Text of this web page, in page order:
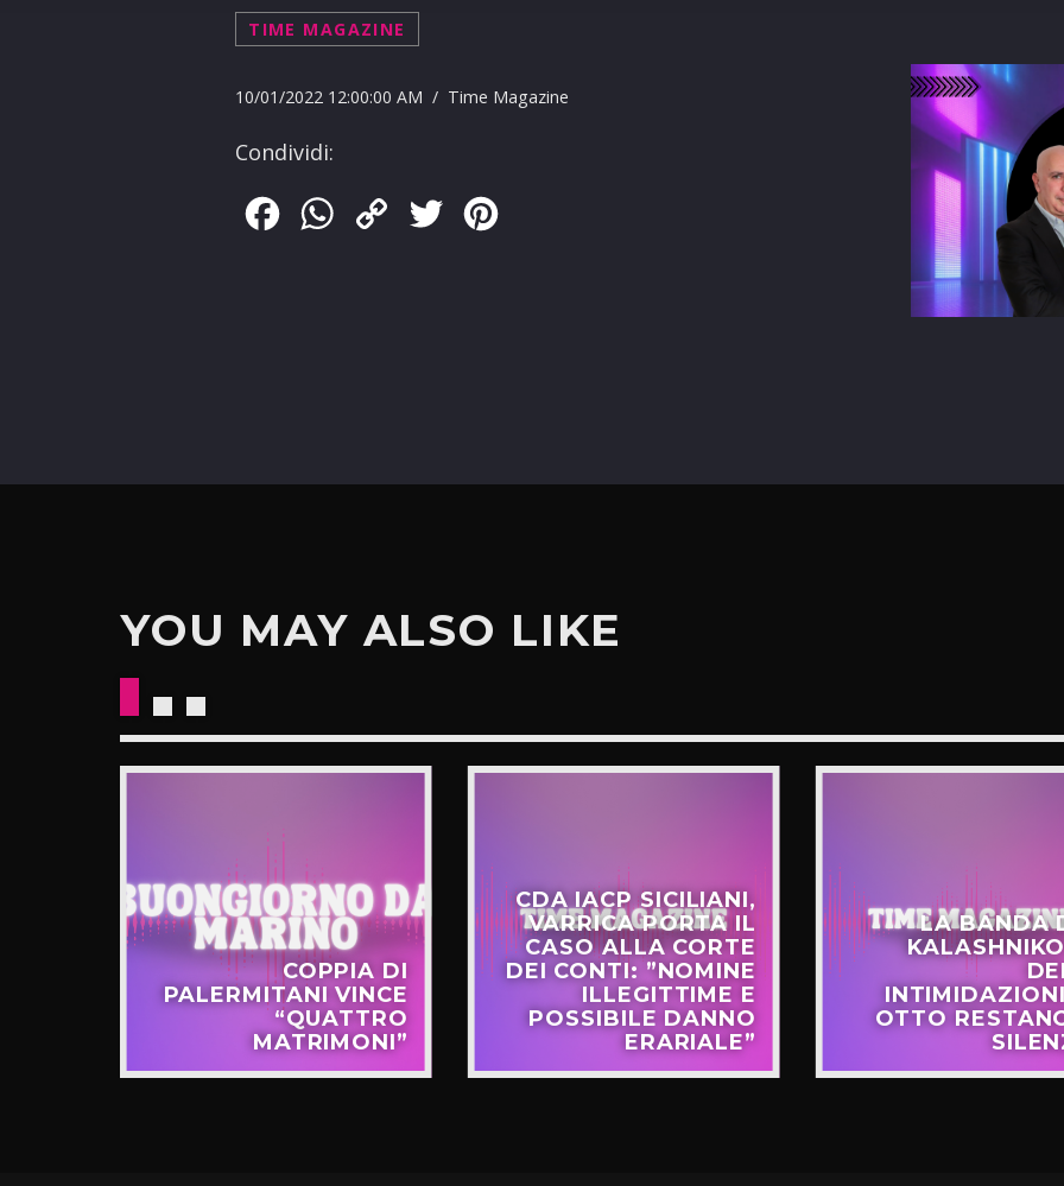
TIME MAGAZINE
10/01/2022 12:00:00 AM / Time Magazine
Condividi:
FacebookWhatsApp
Copy
Twitter
YOU MAY ALSO LIKE
COPPIA DI
PALERMITANI VINCE
“QUATTRO
MATRIMONI”
CDA IACP SICILIANI,
VARRICA PORTA IL
CASO ALLA CORTE
DEI CONTI: ”NOMINE
ILLEGITTIME E
POSSIBILE DANNO
ERARIALE”
LA BANDA
OTTO